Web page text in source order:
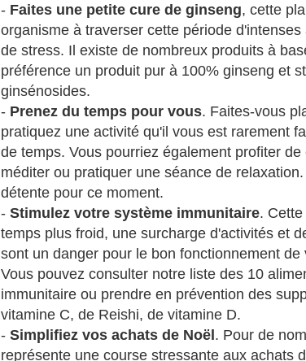
- Faites une petite cure de ginseng, cette
organisme à traverser cette période
de stress. Il existe de nombreux produits à
préférence un produit pur à 100% ginseng et
ginsénosides.
- Prenez du temps pour vous. Faites-vous
pratiquez une activité qu'il vous est rarement
de temps. Vous pourriez également profiter
méditer ou pratiquer une séance de
détente pour ce moment.
- Stimulez votre système immunitaire.
temps plus froid, une surcharge d'activités et
sont un danger pour le bon fonctionnement
Vous pouvez consulter notre liste des 10
immunitaire ou prendre en prévention des
vitamine C, de Reishi, de vitamine D.
- Simplifiez vos achats de Noël . Pour de
représente une course stressante aux achats